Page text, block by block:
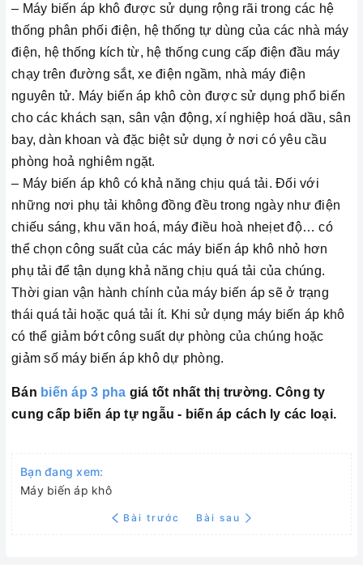
– Máy biến áp khô được sử dụng rộng rãi trong các hệ
thống phân phối điện, hệ thống tự dùng của các nhà máy
điện, hệ thống kích từ, hệ thống cung cấp điện đầu máy
chạy trên đường sắt, xe điện ngầm, nhà máy điện
nguyên tử. Máy biến áp khô còn được sử dụng phổ biến
cho các khách sạn, sân vận động, xí nghiệp hoá dầu, sân
bay, dàn khoan và đặc biệt sử dụng ở nơi có yêu cầu
phòng hoả nghiêm ngặt.
– Máy biến áp khô có khả năng chịu quá tải. Đối với
những nơi phụ tải không đồng đều trong ngày như điện
chiếu sáng, khu văn hoá, máy điều hoà nheịet độ… có
thể chọn công suất của các máy biến áp khô nhỏ hơn
phụ tải để tận dụng khả năng chịu quá tải của chúng.
Thời gian vận hành chính của máy biến áp sẽ ở trạng
thái quá tải hoặc quá tải ít. Khi sử dụng máy biến áp khô
có thể giảm bớt công suất dự phòng của chúng hoặc
giảm số máy biến áp khô dự phòng.
Bán biến áp 3 pha giá tốt nhất thị trường. Công ty
cung cấp biến áp tự ngẫu - biến áp cách ly các loại.
Bạn đang xem:
Máy biến áp khô
Bài trước Bài sau